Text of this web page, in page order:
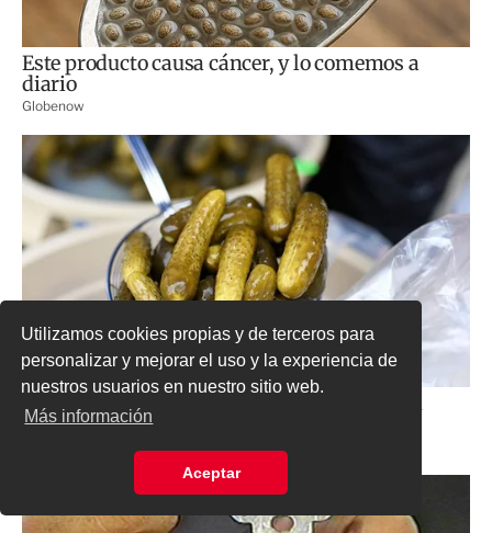
Utilizamos cookies propias y de terceros para
personalizar y mejorar el uso y la experiencia de
nuestros usuarios en nuestro sitio web.
Más información
Aceptar